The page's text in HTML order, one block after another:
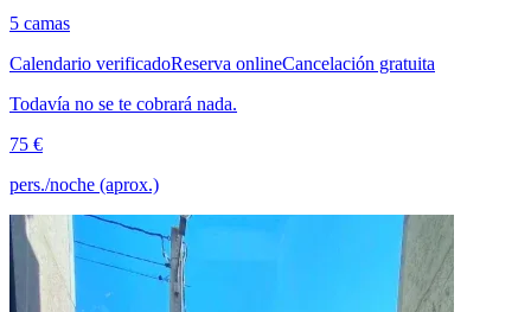
5 camas
Calendario verificadoReserva onlineCancelación gratuita
Todavía no se te cobrará nada.
75 €
pers./noche (aprox.)